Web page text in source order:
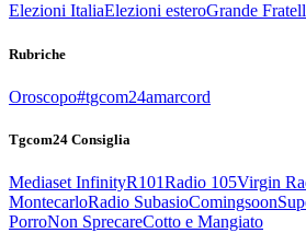
Elezioni ItaliaElezioni esteroGrande
Rubriche
Oroscopo#tgcom24amarcord
Tgcom24 Consiglia
Mediaset InfinityR101Radio 105Virgin
MontecarloRadio SubasioComingsoon
PorroNon SprecareCotto e Mangiato